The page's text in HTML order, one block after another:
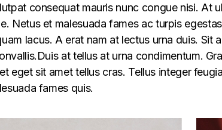
consequat mauris nunc congue nisi. At
Netus et malesuada fames ac turpis
lacus. A erat nam at lectus urna duis. Sit
at tellus at urna condimentum.
eget sit amet tellus cras. Tellus integer
fames quis.